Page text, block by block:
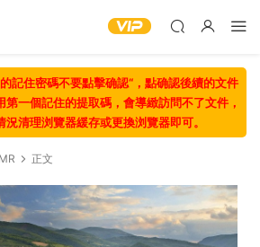
記住密碼不要點擊确認“，點确認後續的文件
一個記住的提取碼，會導緻訪問不了文件，
清理浏覽器緩存或更換浏覽器即可。
正文